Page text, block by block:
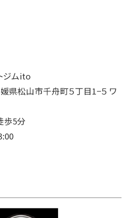
ジムito
県松山市千舟町５丁目1−５ ワ
歩5分